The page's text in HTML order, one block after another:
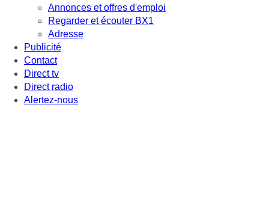
Annonces et offres d'emploi
Regarder et écouter BX1
Adresse
Publicité
Contact
Direct tv
Direct radio
Alertez-nous